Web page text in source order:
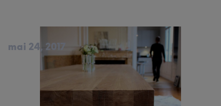
mai 24, 2017